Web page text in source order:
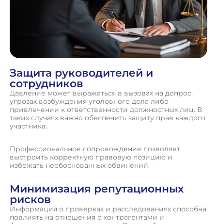
Защита руководителей и
сотрудников
Давление может выражаться в вызовах на допрос,
угрозах возбуждения уголовного дела либо
привлечении к ответственности должностных лиц. В
таких случаях важно обеспечить защиту прав каждого
участника.
Профессиональное сопровождение позволяет
выстроить корректную правовую позицию и
избежать необоснованных обвинений.
Минимизация репутационных
рисков
Информация о проверках и расследованиях способна
повлиять на отношения с контрагентами и